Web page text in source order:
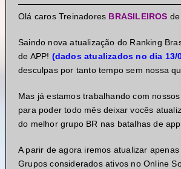
Olá caros Treinadores BRASILEIROS
Saindo nova atualização do Ranking
de APP! (dados atualizados no dia 13/
desculpas por tanto tempo sem nossa
Mas já estamos trabalhando com
para poder todo mês deixar vocês
do melhor grupo BR nas batalhas de app.
A parir de agora iremos atualizar
Grupos considerados ativos no Online